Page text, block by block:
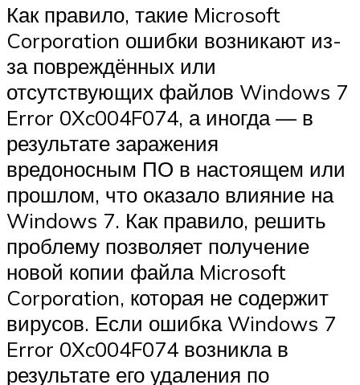
Как правило, такие Microsoft
Corporation ошибки возникают из-
за повреждённых или
отсутствующих файлов Windows 7
Error 0Xc004F074, а иногда — в
результате заражения
вредоносным ПО в настоящем или
прошлом, что оказало влияние на
Windows 7. Как правило, решить
проблему позволяет получение
новой копии файла Microsoft
Corporation, которая не содержит
вирусов. Если ошибка Windows 7
Error 0Xc004F074 возникла в
результате его удаления по